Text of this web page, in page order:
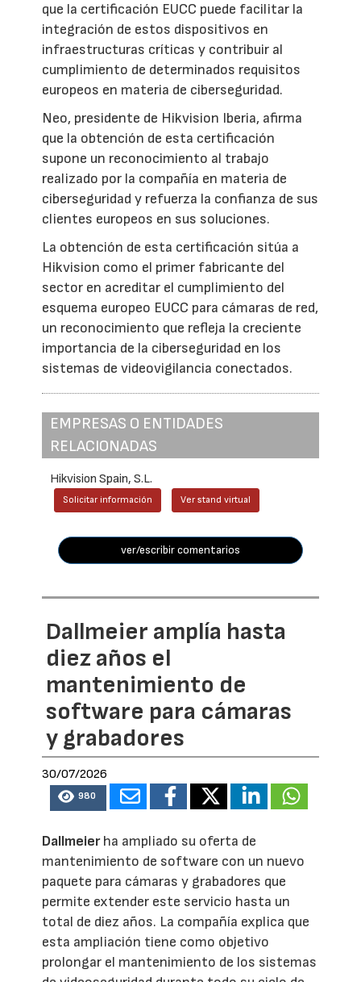
que la certificación EUCC puede facilitar la
integración de estos dispositivos en
infraestructuras críticas y contribuir al
cumplimiento de determinados requisitos
europeos en materia de ciberseguridad.
Neo, presidente de Hikvision Iberia, afirma
que la obtención de esta certificación
supone un reconocimiento al trabajo
realizado por la compañía en materia de
ciberseguridad y refuerza la confianza de sus
clientes europeos en sus soluciones.
La obtención de esta certificación sitúa a
Hikvision como el primer fabricante del
sector en acreditar el cumplimiento del
esquema europeo EUCC para cámaras de red,
un reconocimiento que refleja la creciente
importancia de la ciberseguridad en los
sistemas de videovigilancia conectados.
EMPRESAS O ENTIDADES
RELACIONADAS
Hikvision Spain, S.L.
Solicitar información Ver stand virtual
ver/escribir comentarios
Dallmeier amplía hasta
diez años el
mantenimiento de
software para cámaras
y grabadores
30/07/2026
980
Dallmeierha ampliado su oferta de
mantenimiento de software con un nuevo
paquete para cámaras y grabadores que
permite extender este servicio hasta un
total de diez años. La compañía explica que
esta ampliación tiene como objetivo
prolongar el mantenimiento de los sistemas